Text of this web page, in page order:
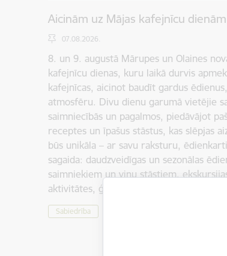
Aicinām uz Mājas kafejnīcu
07.08.2026.
8. un 9. augustā Mārupes un Olaines
kafejnīcu dienas, kuru laikā durvis
kafejnīcas, aicinot baudīt gardus
atmosfēru. Divu dienu garumā vietējie
saimniecībās un pagalmos, piedāvājot
receptes un īpašus stāstus, kas slēpjas
būs unikāla – ar savu raksturu,
sagaida: daudzveidīgas un sezonālas
saimniekiem un viņu stāstiem,
aktivitātes, ģimenēm draudzīga vide un
Sabiedrība